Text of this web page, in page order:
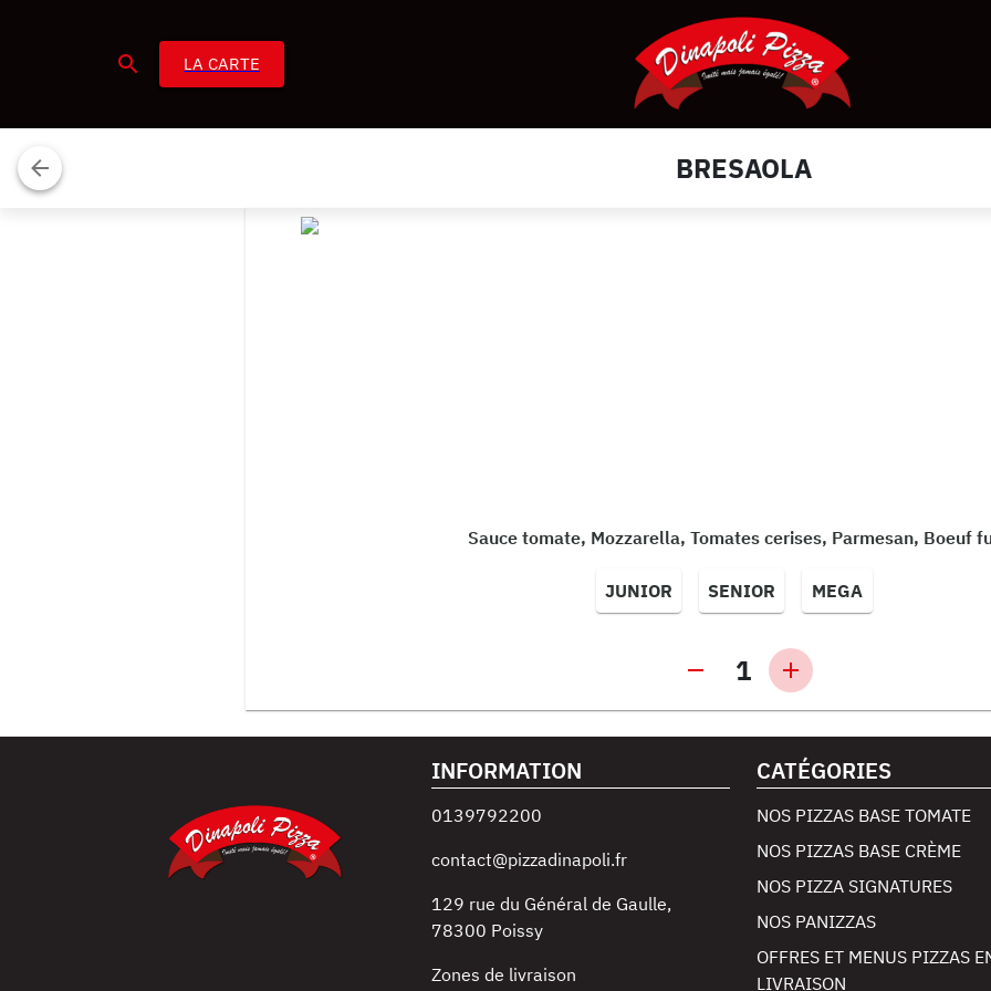
LA CARTE
BRESAOLA
Sauce tomate, Mozzarella, Tomates cerises, Parmesan, Boeuf
JUNIOR SENIOR MEGA
1
INFORMATION
0139792200
contact@pizzadinapoli.fr
129 rue du Général de Gaulle,
78300 Poissy
Zones de livraison
CATÉGORIES
NOS PIZZAS BASE TOMATE
NOS PIZZAS BASE CRÈME
NOS PIZZA SIGNATURES
NOS PANIZZAS
OFFRES ET MENUS PIZZAS
LIVRAISON